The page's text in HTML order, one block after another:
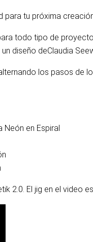
para tu próxima
todo tipo de
diseño deClaudia
los pasos de
Neón en Espiral
2.0. El jig en el video es